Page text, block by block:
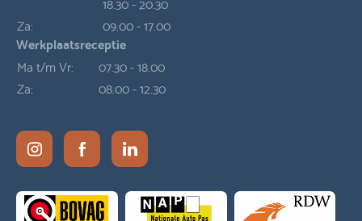
Za:
09.00 - 17.00
Werkplaatsreceptie
Ma t/m Vr:
07.30 - 18.00
Za:
08.00 - 12.30